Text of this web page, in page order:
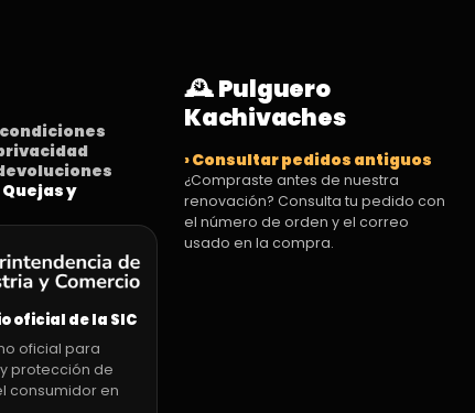
condiciones
y
oficial de la SIC
oficial para
protección de
consumidor en
🕰️ Pulguero
Kachivaches
› Consultar pedidos antiguos
¿Compraste antes de nuestra
renovación? Consulta tu pedido con
el número de orden y el correo
usado en la compra.